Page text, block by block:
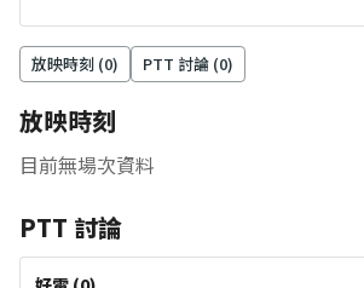
放映時刻 (0) PTT 討論 (0)
放映時刻
目前無場次資料
PTT 討論